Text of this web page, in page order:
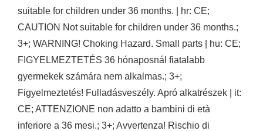
suitable for children under 36 months. | hr: CE;
CAUTION Not suitable for children under 36 months.;
3+; WARNING! Choking Hazard. Small parts | hu: CE;
FIGYELMEZTETÉS 36 hónaposnál fiatalabb
gyermekek számára nem alkalmas.; 3+;
Figyelmeztetés! Fulladásveszély. Apró alkatrészek | it:
CE; ATTENZIONE non adatto a bambini di età
inferiore a 36 mesi.; 3+; Avvertenza! Rischio di